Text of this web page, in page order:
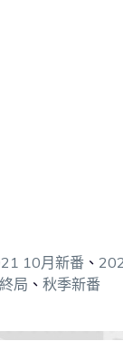
10月新番、
局 、 秋季新番